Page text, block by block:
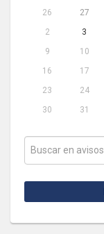
26 27
2
3
9
10
16
17
23
24
30
31